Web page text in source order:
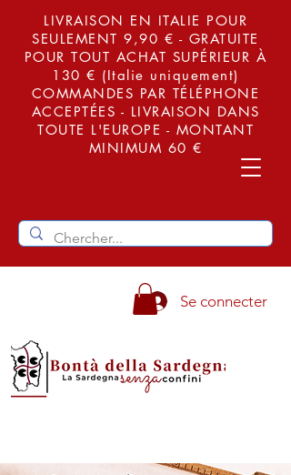
LIVRAISON EN ITALIE POUR
SEULEMENT 9,90 € - GRATUITE
POUR TOUT ACHAT SUPÉRIEUR À
130 € (Italie uniquement)
COMMANDES PAR TÉLÉPHONE
ACCEPTÉES - LIVRAISON DANS
TOUTE L'EUROPE - MONTANT
MINIMUM 60 €
Se connecter